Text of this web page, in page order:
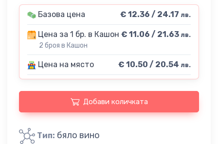
Базова цена € 12.36 / 24.17 лв.
Цена за 1 бр. в Кашон
2 броя в Кашон
€ 11.06 / 21.63 лв.
Цена на място € 10.50 / 20.54 лв.
Добави количката
Тип: бяло вино